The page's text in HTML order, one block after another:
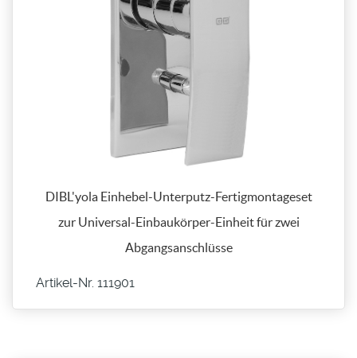
DIBL'yola Einhebel-Unterputz-Fertigmontageset
zur Universal-Einbaukörper-Einheit für zwei
Abgangsanschlüsse
Artikel-Nr. 111901